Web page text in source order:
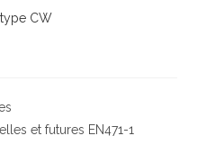
et futures EN471-1